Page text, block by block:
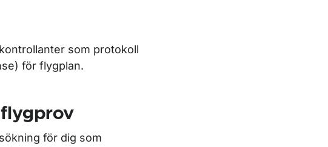
som protokoll
för flygplan.
för dig som